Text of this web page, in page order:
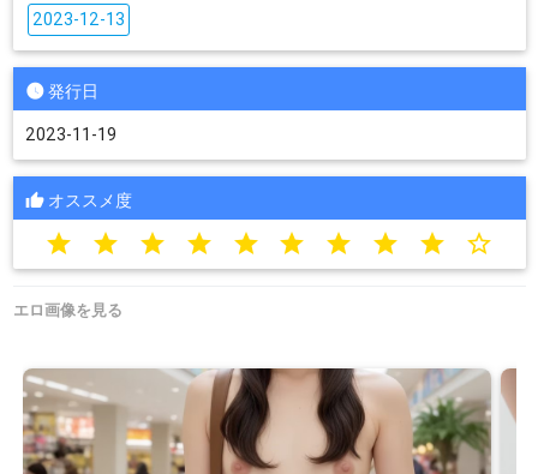
2023-12-13
発行日
2023-11-19
オススメ度
star star star star star star star star star star_border
エロ画像を見る